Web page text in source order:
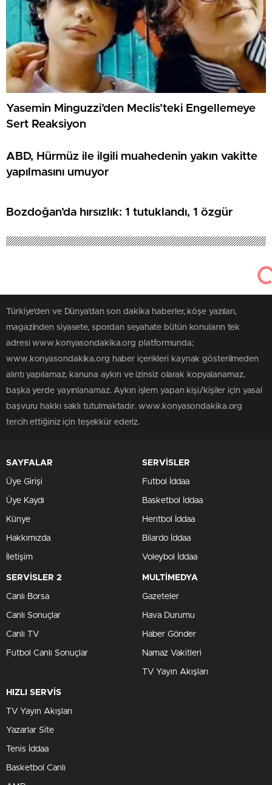
Yasemin Minguzzi’den Meclis’teki Engellemeye
Sert Reaksiyon
ABD, Hürmüz ile ilgili muahedenin yakın vakitte
yapılmasını umuyor
Bozdoğan’da hırsızlık: 1 tutuklandı, 1 özgür
Türkiye'den ve Dünya’dan son dakika haberler, köşe yazıları,
magazinden siyasete, spordan seyahate bütün konuların tek
adresi www.konyasondakika.org platformunda;
www.konyasondakika.org haber içerikleri kaynak gösterilmeden
alıntı yapılamaz, kanuna aykırı ve izinsiz olarak kopyalanamaz,
başka yerde yayınlanamaz. Aykırı işlem yapan kişi/kişiler için yasal
başvuru hakkı saklı tutulmaktadır. www.konyasondakika.org
tercih ettiğiniz için teşekkür ederiz.
SAYFALAR
Üye Girişi
Üye Kaydı
Künye
Hakkımızda
İletişim
SERVİSLER
Futbol İddaa
Basketbol İddaa
Hentbol İddaa
Bilardo İddaa
Voleybol İddaa
SERVİSLER 2
Canlı Borsa
Canlı Sonuçlar
Canlı TV
Futbol Canlı Sonuçlar
MULTİMEDYA
Gazeteler
Hava Durumu
Haber Gönder
Namaz Vakitleri
TV Yayın Akışları
HIZLI SERVİS
TV Yayın Akışları
Yazarlar Site
Tenis İddaa
Basketbol Canlı